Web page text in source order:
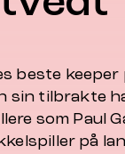
beste keeper
sin tilbrakte
som Paul
på